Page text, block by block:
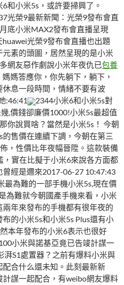
和小米5s，或許要掃興了。
光榮9最新新聞：光榮9發布會直
底小米MAX2發布會直播呈現
光榮9發布會直播也出題
素的頭圖，居然呈現的是小米
網友惡作劇說小米年夜仇已包養
媽答應你，你先躺下，躺下，
息一段時間，情緒不要有波
:46:41
2344小米6和小米5s對
,價錢卻廉價1000!小米5s最超值
那你說買啥？當然是小米5s！ 今朝
售價在連續下調，今朝在第三
，性價比年夜幅晉陞。這款裝備
，實在比擬于小米6來說各方面都
經是邇來2017-06-27 10:47:43
最為難的一部手機小米5s,現在價
為難就今朝國產手機來看，小米
年來發布的手機都有很年夜的
的小米5s和小米5s Plus還有小
本年發布的小米6表示也很好
小米與諾基亞竟已告竣計謀一
湃S1處置器？之前有爆料小米與
合什么還未知。此刻最新新
謀一起配合，有weibo網友爆料